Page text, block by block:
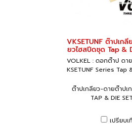
VKSETUNF ต๊าปเก
ยวไฮสปีดชุด Tap &
VOLKEL : ดอกต๊าป ด
KSETUNF Series Tap
ต๊าปเกลียว-ดายต๊าปเ
TAP & DIE
เปรียบเ